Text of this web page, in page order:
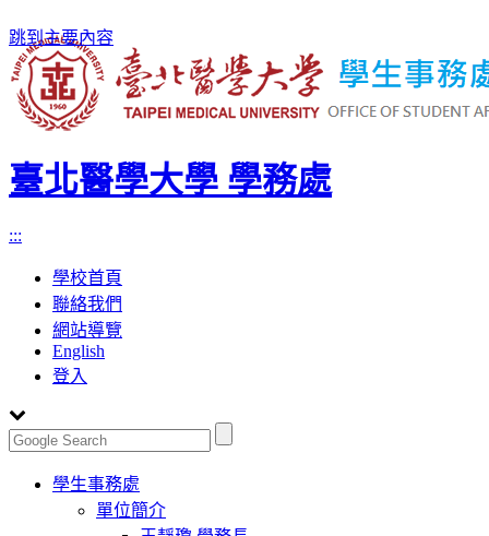
跳到主要內容
臺北醫學大學 學務處
:::
學校首頁
聯絡我們
網站導覽
English
登入
Toggle
navigation
學生事務處
單位簡介